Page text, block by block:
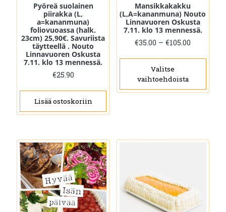
Pyöreä suolainen
piirakka (L,
a=kananmuna)
foliovuoassa (halk.
23cm) 25,90€. Savuriista
täytteellä . Nouto
Linnavuoren Oskusta
7.11. klo 13 mennessä.
€25.90
Lisää ostoskoriin
Mansikkakakku
(L,A=kananmuna) Nouto
Linnavuoren Oskusta
7.11. klo 13 mennessä.
€35.00 – €105.00
Valitse
vaihtoehdoista